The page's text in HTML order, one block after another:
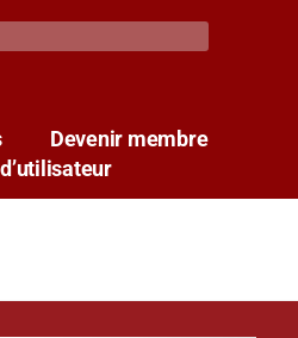
Devenir membre